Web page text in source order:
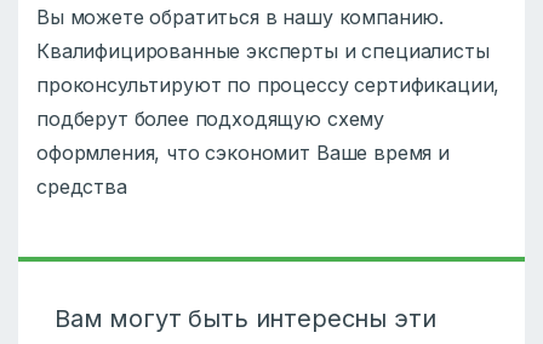
Вы можете обратиться в нашу компанию.
Квалифицированные эксперты и специалисты
проконсультируют по процессу сертификации,
подберут более подходящую схему
оформления, что сэкономит Ваше время и
средства
Вам могут быть интересны эти